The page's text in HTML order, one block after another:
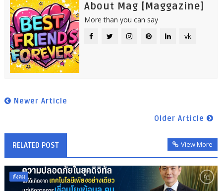
About Mag [Maggazine]
More than you can say
vk
Newer Article
Older Article
RELATED POST View More
สังคม